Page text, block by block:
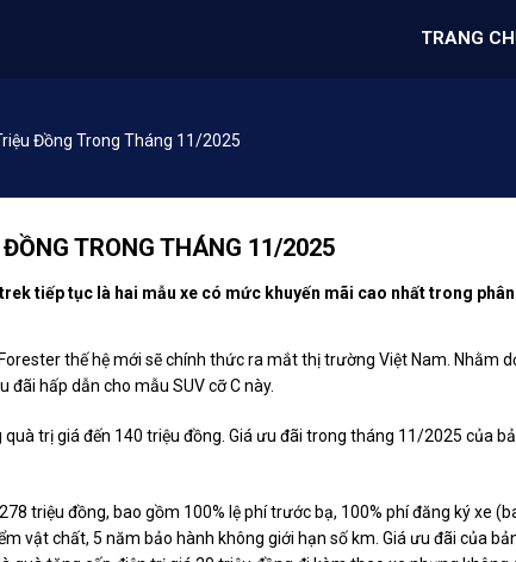
TRANG
Đồng Trong Tháng 11/2025
TRONG THÁNG 11/2025
tiếp tục là hai mẫu xe có mức khuyến mãi cao nhất trong phân
thế hệ mới sẽ chính thức ra mắt thị trường Việt Nam. Nhằm
hấp dẫn cho mẫu SUV cỡ C này.
trị giá đến 140 triệu đồng. Giá ưu đãi trong tháng 11/2025 của
triệu đồng, bao gồm 100% lệ phí trước bạ, 100% phí đăng ký xe
vật chất, 5 năm bảo hành không giới hạn số km. Giá ưu đãi của